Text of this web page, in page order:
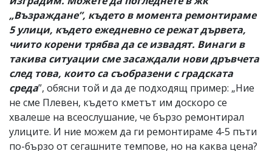
„Възраждане”, където в момента ремонтираме
5 улици, където ежедневно се режат дървета,
чиито корени трябва да се извадят. Винаги в
такива ситуации сме засаждали нови дръвчета
след това, които са съобразени с градската
среда”, обясни той и да де подходящ пример: „Ние
не сме Плевен, където кметът им доскоро се
хвалеше на всеослушание, че бързо ремонтирал
улиците. И ние можем да ги ремонтираме 4-5 пъти
по-бързо от сегашните темпове, но на каква цена?